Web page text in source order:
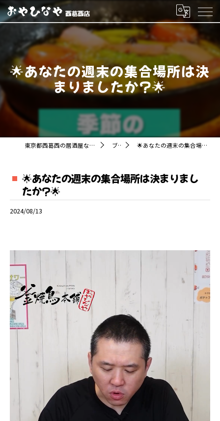
🌟あなたの週末の集合場所は決
まりましたか?🌟
東京都西葛西の居酒屋ならおやひなや 西葛西店 ブログ 🌟あなたの週末の集合場所は決まりましたか?🌟
🌟あなたの週末の集合場所は決まりまし
たか?🌟
2024/08/13